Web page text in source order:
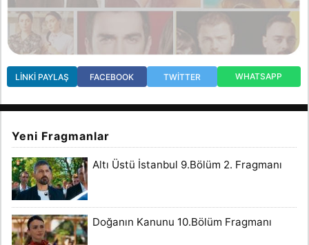
LINKI PAYLAŞ FACEBOOK TWITTER WHATSAPP
Yeni Fragmanlar
Altı Üstü İstanbul 9.Bölüm 2. Fragmanı
Doğanın Kanunu 10.Bölüm Fragmanı